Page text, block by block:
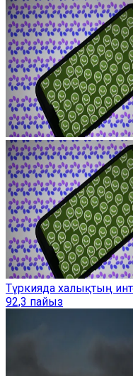
Түркияда халықтың
92,3 пайыз